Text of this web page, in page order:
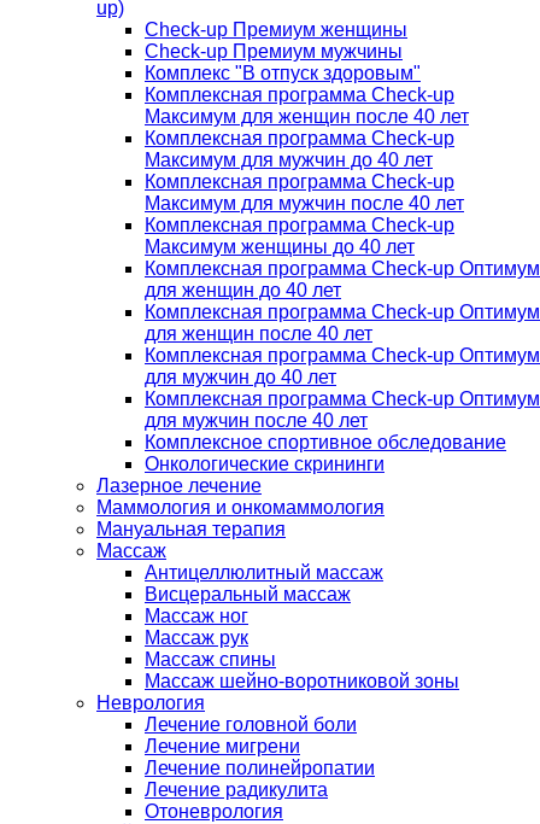
up)
Check-up Премиум женщины
Check-up Премиум мужчины
Комплекс "В отпуск здоровым"
Комплексная программа Check-up
Максимум для женщин после 40 лет
Комплексная программа Check-up
Максимум для мужчин до 40 лет
Комплексная программа Check-up
Максимум для мужчин после 40 лет
Комплексная программа Check-up
Максимум женщины до 40 лет
Комплексная программа Check-up Оптимум
для женщин до 40 лет
Комплексная программа Check-up Оптимум
для женщин после 40 лет
Комплексная программа Check-up Оптимум
для мужчин до 40 лет
Комплексная программа Check-up Оптимум
для мужчин после 40 лет
Комплексное спортивное обследование
Онкологические скрининги
Лазерное лечение
Маммология и онкомаммология
Мануальная терапия
Массаж
Антицеллюлитный массаж
Висцеральный массаж
Массаж ног
Массаж рук
Массаж спины
Массаж шейно-воротниковой зоны
Неврология
Лечение головной боли
Лечение мигрени
Лечение полинейропатии
Лечение радикулита
Отоневрология